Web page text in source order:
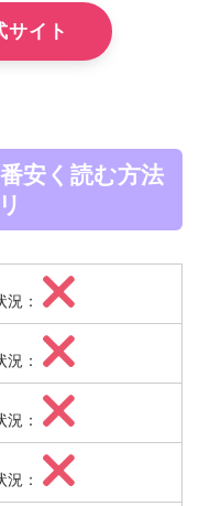
イト
安く読む方法
況：
況：
況：
況：